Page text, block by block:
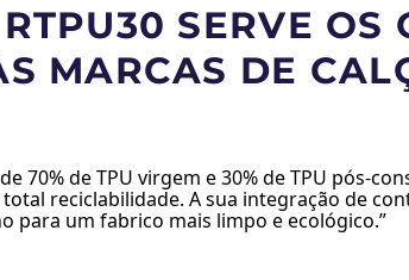
SERVE OS
MARCAS DE
70% de TPU virgem e 30% de TPU pós-
reciclabilidade. A sua integração de
para um fabrico mais limpo e ecológico.”